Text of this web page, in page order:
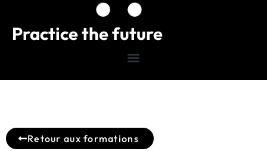
Practice the future
Retour aux formations